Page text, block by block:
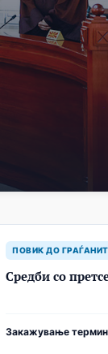
ПОВИК ДО
Средби со
Закажување термин